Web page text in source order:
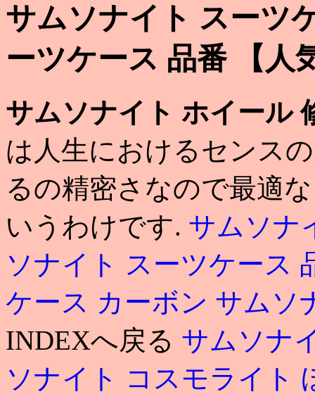
サムソナイト スーツ
ーツケース 品番 【人
サムソナイト ホイール
は人生におけるセンス
るの精密さなので最適
いうわけです. サムソナ
ソナイト スーツケース
ケース カーボン サムソ
INDEXへ戻る サムソナ
ソナイト コスモライト